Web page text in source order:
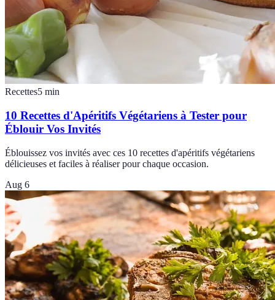
Recettes5 min
10 Recettes d'Apéritifs Végétariens à Tester pour
Éblouir Vos Invités
Éblouissez vos invités avec ces 10 recettes d'apéritifs végétariens
délicieuses et faciles à réaliser pour chaque occasion.
Aug 6